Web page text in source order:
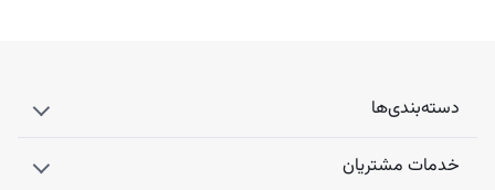
دسته‌بندی‌ها
خدمات مشتریان